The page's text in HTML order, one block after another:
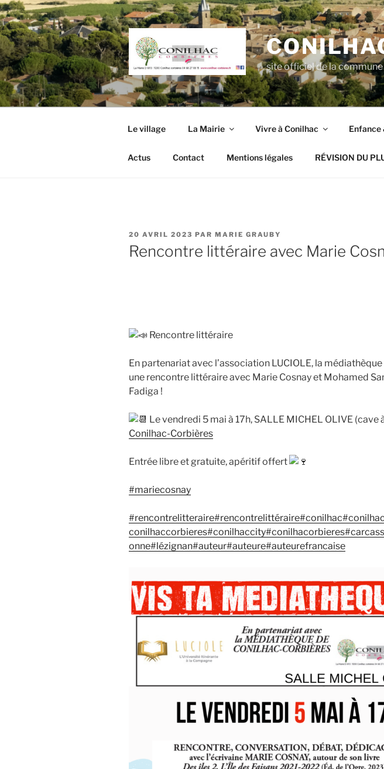
Aller
au
contenu
principal
site officiel de la commune
Le village La Mairie Vivre à Conilhac Enfance
Actus Contact Mentions légales RÉVISION DU
PUBLIÉ
LE
20 AVRIL 2023 PAR MARIE GRAUBY
Rencontre littéraire avec Marie
Rencontre littéraire
En partenariat avec l’association LUCIOLE, la
une rencontre littéraire avec Marie Cosnay et Mohamed
Fadiga !
Le vendredi 5 mai à 17h, SALLE MICHEL OLIVE (cave
Conilhac-Corbières
Entrée libre et gratuite, apéritif offert
#mariecosnay
#rencontrelitteraire#rencontrelittéraire#conilhac
conilhaccorbieres#conilhaccity#conilhacorbieres
onne#lézignan#auteur#auteure#auteurefrancaise